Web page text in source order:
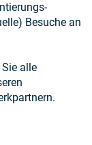
Besuche an
alle